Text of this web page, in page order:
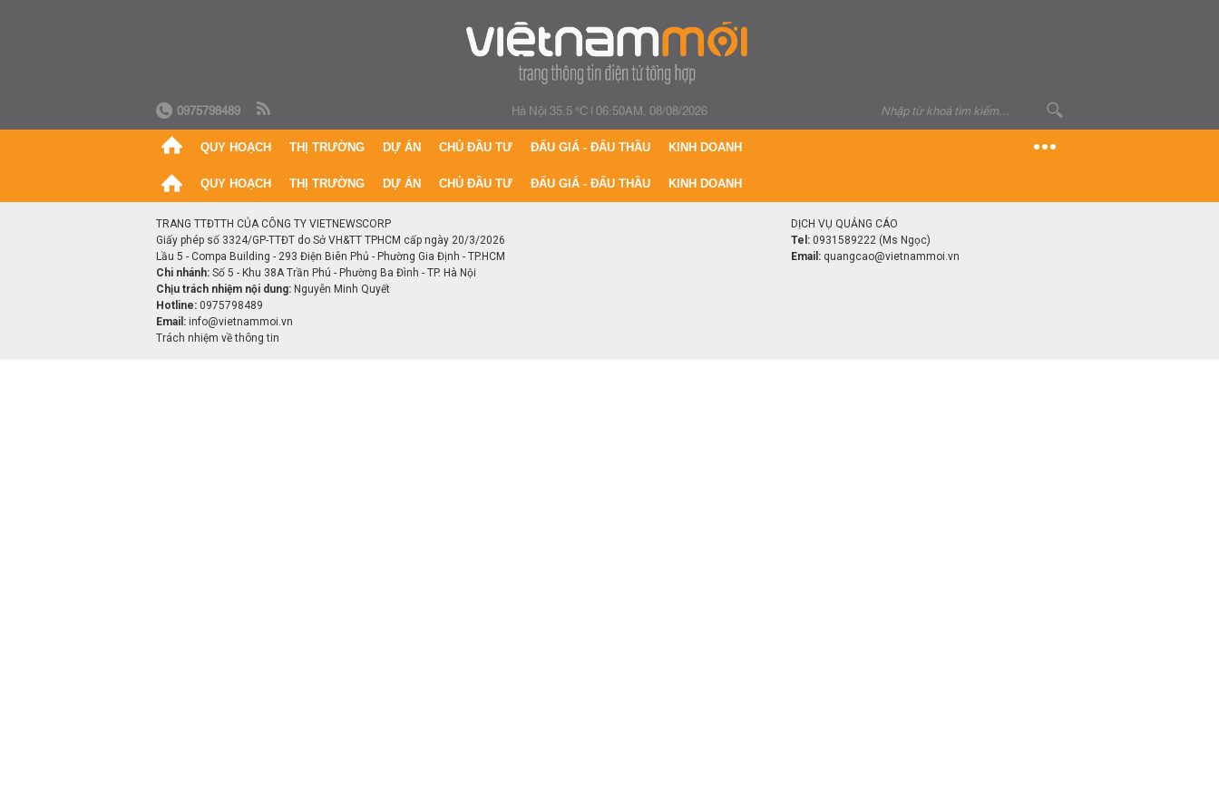
0975798489 Hà Nội 35.5 °C|06:50AM, 08/08/2026
QUY HOẠCH THỊ TRƯỜNG DỰ ÁN CHỦ ĐẦU TƯ ĐẤU GIÁ - ĐẤU THẦU KINH DOANH
QUY HOẠCH THỊ TRƯỜNG DỰ ÁN CHỦ ĐẦU TƯ ĐẤU GIÁ - ĐẤU THẦU KINH DOANH
TRANG TTĐTTH CỦA CÔNG TY VIETNEWSCORP
Giấy phép số 3324/GP-TTĐT do Sở VH&TT TPHCM cấp ngày 20/3/2026
Lầu 5 - Compa Building - 293 Điện Biên Phủ - Phường Gia Định - TP.HCM
Chi nhánh: Số 5 - Khu 38A Trần Phú - Phường Ba Đình - TP. Hà Nội
Chịu trách nhiệm nội dung: Nguyễn Minh Quyết
Hotline: 0975798489
Email: info@vietnammoi.vn
Trách nhiệm về thông tin
DỊCH VỤ QUẢNG CÁO
Tel: 0931589222 (Ms Ngọc)
Email: quangcao@vietnammoi.vn